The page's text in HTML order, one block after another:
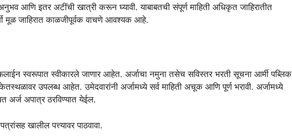
आणि इतर अटींची खात्री करून घ्यावी. याबाबतची संपूर्ण माहिती अधिकृत जाहिरातीत
मूळ जाहिरात काळजीपूर्वक वाचणे आवश्यक आहे.
स्वरूपात स्वीकारले जाणार आहेत. अर्जाचा नमुना तसेच सविस्तर भरती सूचना आर्मी पब्लिक
उपलब्ध आहेत. उमेदवारांनी अर्जामध्ये सर्व माहिती अचूक आणि पूर्ण भरावी. अर्जामध्ये
अर्ज अपात्र ठरविण्यात येईल.
खालील पत्त्यावर पाठवावा.